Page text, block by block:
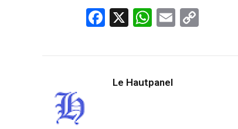
Facebook
X WhatsApp
Email
Le Hautpanel